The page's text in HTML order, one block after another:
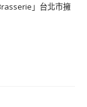
」台北市擁